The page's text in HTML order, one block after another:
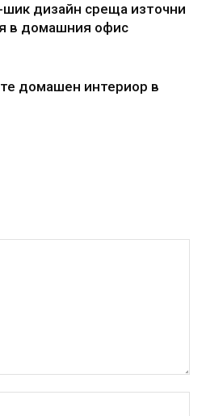
дизайн среща източни
в домашния офис
домашен интериор в